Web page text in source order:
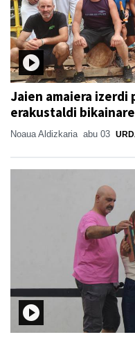
Jaien amaiera
erakustaldi
Noaua Aldizkaria abu 03